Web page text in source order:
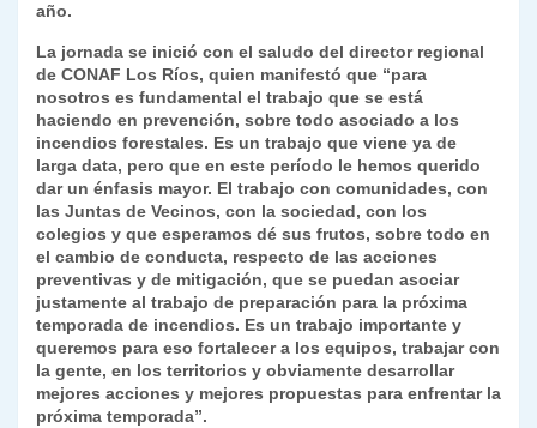
año.
La jornada se inició con el saludo del director regional
de CONAF Los Ríos, quien manifestó que “para
nosotros es fundamental el trabajo que se está
haciendo en prevención, sobre todo asociado a los
incendios forestales. Es un trabajo que viene ya de
larga data, pero que en este período le hemos querido
dar un énfasis mayor. El trabajo con comunidades, con
las Juntas de Vecinos, con la sociedad, con los
colegios y que esperamos dé sus frutos, sobre todo en
el cambio de conducta, respecto de las acciones
preventivas y de mitigación, que se puedan asociar
justamente al trabajo de preparación para la próxima
temporada de incendios. Es un trabajo importante y
queremos para eso fortalecer a los equipos, trabajar con
la gente, en los territorios y obviamente desarrollar
mejores acciones y mejores propuestas para enfrentar la
próxima temporada”.